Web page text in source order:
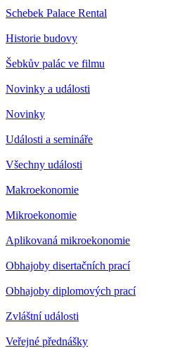
Schebek Palace Rental
Historie budovy
Šebkův palác ve filmu
Novinky a události
Novinky
Události a semináře
Všechny události
Makroekonomie
Mikroekonomie
Aplikovaná mikroekonomie
Obhajoby disertačních prací
Obhajoby diplomových prací
Zvláštní události
Veřejné přednášky